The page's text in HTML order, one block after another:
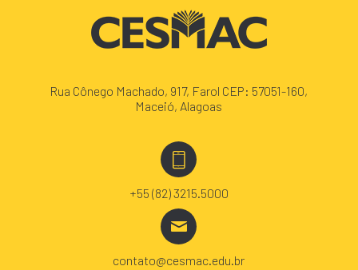
Rua Cônego Machado, 917, Farol CEP: 57051-160,
Maceió, Alagoas
+55 (82) 3215.5000
contato@cesmac.edu.br